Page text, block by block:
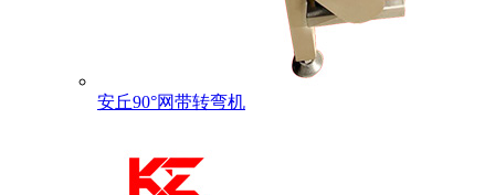
安丘90°网带转弯机